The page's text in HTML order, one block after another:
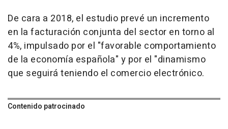
De cara a 2018, el estudio prevé un incremento
en la facturación conjunta del sector en torno al
4%, impulsado por el "favorable comportamiento
de la economía española" y por el "dinamismo
que seguirá teniendo el comercio electrónico.
Contenido patrocinado